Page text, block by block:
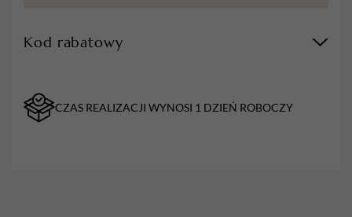
Kod rabatowy
CZAS REALIZACJI WYNOSI 1 DZIEŃ ROBOCZY